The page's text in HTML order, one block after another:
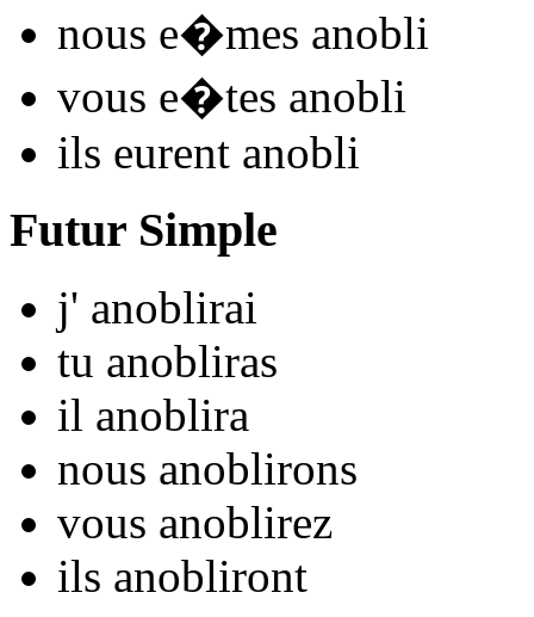
nous e�mes anobli
vous e�tes anobli
ils eurent anobli
Futur Simple
j' anoblirai
tu anobliras
il anoblira
nous anoblirons
vous anoblirez
ils anobliront